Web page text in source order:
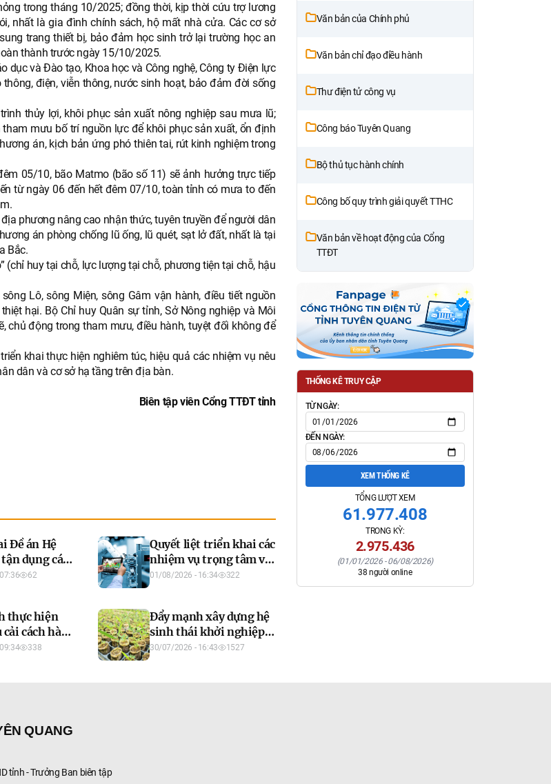
trong tháng 10/2025; đồng thời, kịp thời cứu trợ lương
nhất là gia đình chính sách, hộ mất nhà cửa. Các cơ sở
trang thiết bị, bảo đảm học sinh trở lại trường học an
thành trước ngày 15/10/2025.
dục và Đào tạo, Khoa học và Công nghệ, Công ty Điện lực
điện, viễn thông, nước sinh hoạt, bảo đảm đời sống
thủy lợi, khôi phục sản xuất nông nghiệp sau mưa lũ;
mưu bố trí nguồn lực để khôi phục sản xuất, ổn định
án, kịch bản ứng phó thiên tai, rút kinh nghiệm trong
05/10, bão Matmo (bão số 11) sẽ ảnh hưởng trực tiếp
từ ngày 06 đến hết đêm 07/10, toàn tỉnh có mưa to đến
phương nâng cao nhận thức, tuyên truyền để người dân
án phòng chống lũ ống, lũ quét, sạt lở đất, nhất là tại
Bắc.
(chỉ huy tại chỗ, lực lượng tại chỗ, phương tiện tại chỗ, hậu
Lô, sông Miện, sông Gâm vận hành, điều tiết nguồn
hại. Bộ Chỉ huy Quân sự tỉnh, Sở Nông nghiệp và Môi
chủ động trong tham mưu, điều hành, tuyệt đối không để
khai thực hiện nghiêm túc, hiệu quả các nhiệm vụ nêu
dân và cơ sở hạ tầng trên địa bàn.
Biên tập viên Cổng TTĐT tỉnh
Đề án Hệ
dụng các
2026 -
nhìn đến
62
Quyết liệt triển khai các
nhiệm vụ trọng tâm về
khoa học, công nghệ,
cuối năm 2026
01/08/2026 - 16:34 322
thực hiện
cách hành
2026
338
Đẩy mạnh xây dựng hệ
sinh thái khởi nghiệp
đổi mới sáng tạo đến
30/07/2026 - 16:43 1527
Văn bản của Chính phủ
Văn bản chỉ đạo điều hành
Thư điện tử công vụ
Công báo Tuyên Quang
Bộ thủ tục hành chính
Công bố quy trình giải quyết TTHC
Văn bản về hoạt động của Cổng
TTĐT
THỐNG KÊ TRUY CẬP
TỪ NGÀY:
ĐẾN NGÀY:
XEM THỐNG KÊ
TỔNG LƯỢT XEM
61.977.408
TRONG KỲ:
2.975.436
(01/01/2026-06/08/2026)
38 người online
QUANG
tỉnh - Trưởng Ban biên tập